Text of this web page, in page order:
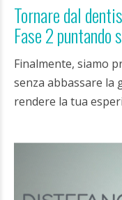
Tornare dal
Fase 2 puntando
Finalmente, siamo
senza abbassare la
rendere la tua